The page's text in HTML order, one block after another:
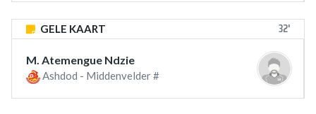
GELE KAART 32'
M. Atemengue Ndzie
Ashdod - Middenvelder #